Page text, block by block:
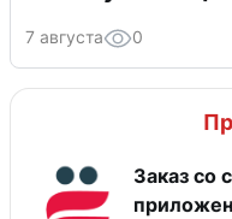
7 августа 0
Заказ со